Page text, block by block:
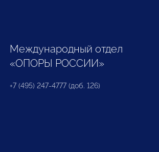
Международный отдел
«ОПОРЫ РОССИИ»
+7 (495) 247-4777 (доб. 126)